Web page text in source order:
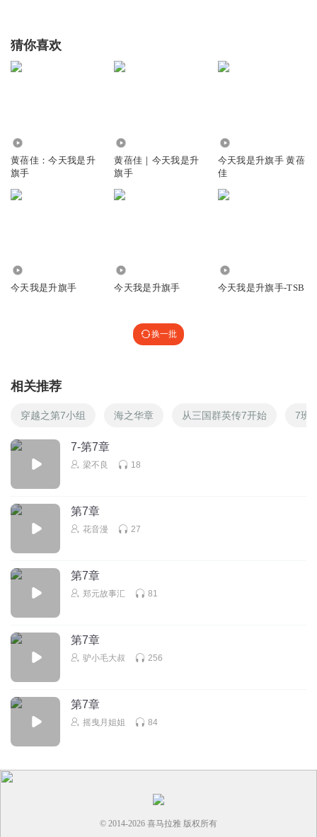
猜你喜欢
黄蓓佳：今天我是升
旗手
黄蓓佳｜今天我是升
旗手
今天我是升旗手 黄蓓
佳
今天我是升旗手 今天我是升旗手 今天我是升旗手-TSB
换一批
相关推荐
穿越之第7小组 海之华章 从三国群英传7开始 7班
7-第7章
梁不良 18
第7章
花音漫 27
第7章
郑元故事汇 81
第7章
驴小毛大叔 256
第7章
摇曳月姐姐 84
© 2014-2026 喜马拉雅 版权所有